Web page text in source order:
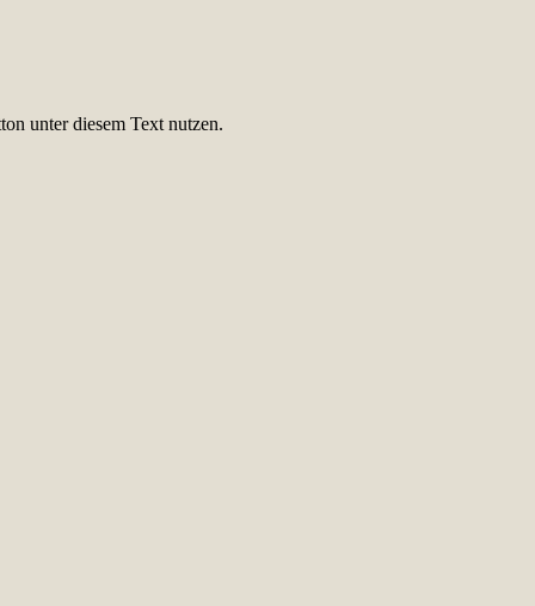
unter diesem Text nutzen.